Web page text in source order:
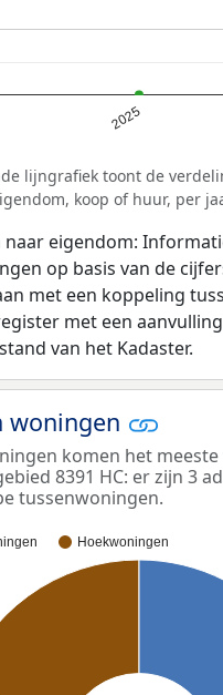
2025
lijngrafiek toont de
koop of huur, per
naar eigendom:
op basis van de
met een koppeling
met een
van het Kadaster.
woningen
komen het
8391 HC: er zijn 3
tussenwoningen.
Hoekwoningen